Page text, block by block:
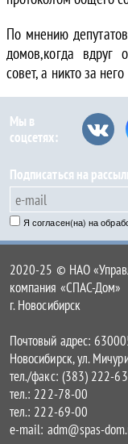
По мнению
домов,когда вдруг
совет, а никто за
Мы в
соцсетях:
Подписаться на
Я согласен(на) на
2020-25 © НАО
компания «СПАС-Дом»
г. Новосибирск
Почтовый адрес:
Новосибирск, ул.
тел./факс: (383) 222-
тел.: 222-78-00
тел.: 222-69-00
e-mail: adm@spas-